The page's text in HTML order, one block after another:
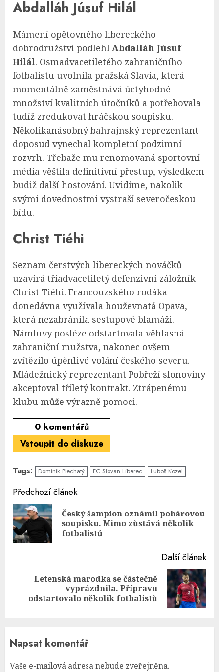
Abdalláh Júsuf Hilál
Mámení opětovného libereckého
dobrodružství podlehl Abdalláh Júsuf
Hilál. Osmadvacetiletého zahraničního
fotbalistu uvolnila pražská Slavia, která
momentálně zaměstnává úctyhodné
množství kvalitních útočníků a potřebovala
tudíž zredukovat hráčskou soupisku.
Několikanásobný bahrajnský reprezentant
doposud vynechal kompletní podzimní
rozvrh. Třebaže mu renomovaná sportovní
média věštila definitivní přestup, výsledkem
budiž další hostování. Uvidíme, nakolik
svými dovednostmi vystraší severočeskou
bídu.
Christ Tiéhi
Seznam čerstvých libereckých nováčků
uzavírá třiadvacetiletý defenzivní záložník
Christ Tiéhi. Francouzského rodáka
donedávna využívala houževnatá Opava,
která nezabránila sestupové blamáži.
Námluvy posléze odstartovala věhlasná
zahraniční mužstva, nakonec ovšem
zvítězilo úpěnlivé volání českého severu.
Mládežnický reprezentant Pobřeží slonoviny
akceptoval tříletý kontrakt. Ztrápenému
klubu může výrazně pomoci.
0 komentářů
Vstoupit do diskuze
Tags: Dominik Plechatý FC Slovan Liberec Luboš Kozel
Continue
Reading
Předchozí článek
Český šampion oznámil pohárovou
soupisku. Mimo zůstává několik
fotbalistů
Další článek
post:
Letenská marodka se částečně
vyprázdnila. Přípravu
odstartovalo několik fotbalistů
Napsat komentář
Vaše e-mailová adresa nebude zveřejněna.